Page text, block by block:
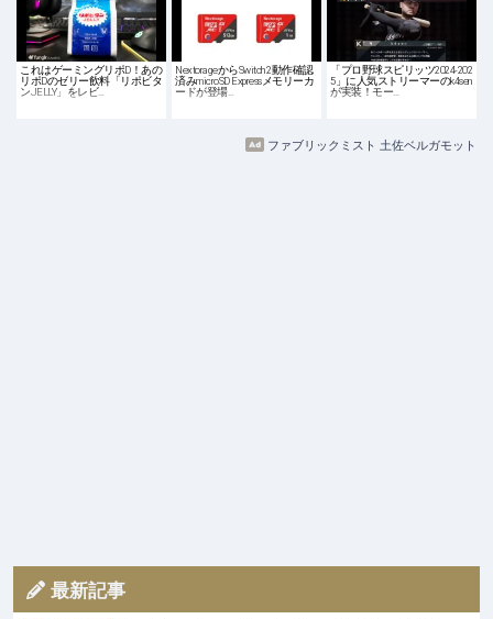
これはゲーミングリポD！あの
リポDのゼリー飲料「リポビタ
ンJELLY」をレビ…
NextorageからSwitch 2動作確認
済みmicroSD Expressメモリーカ
ードが登場…
「プロ野球スピリッツ2024-202
5」に人気ストリーマーのk4sen
が実装！モー…
ファブリックミスト 土佐ベルガモット
最新記事